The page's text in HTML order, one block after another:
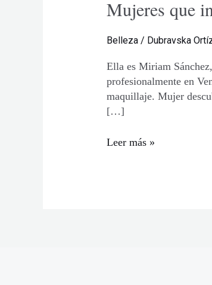
Mujeres que
Belleza/ Dubravska
Ella es Miriam
profesionalmente en
maquillaje. Mujer
[…]
Mujeres
Leer más »